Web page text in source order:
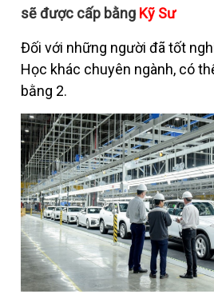
sẽ được cấp bằng Kỹ Sư
Đối với những người đã tốt
Học khác chuyên ngành, có
bằng 2.